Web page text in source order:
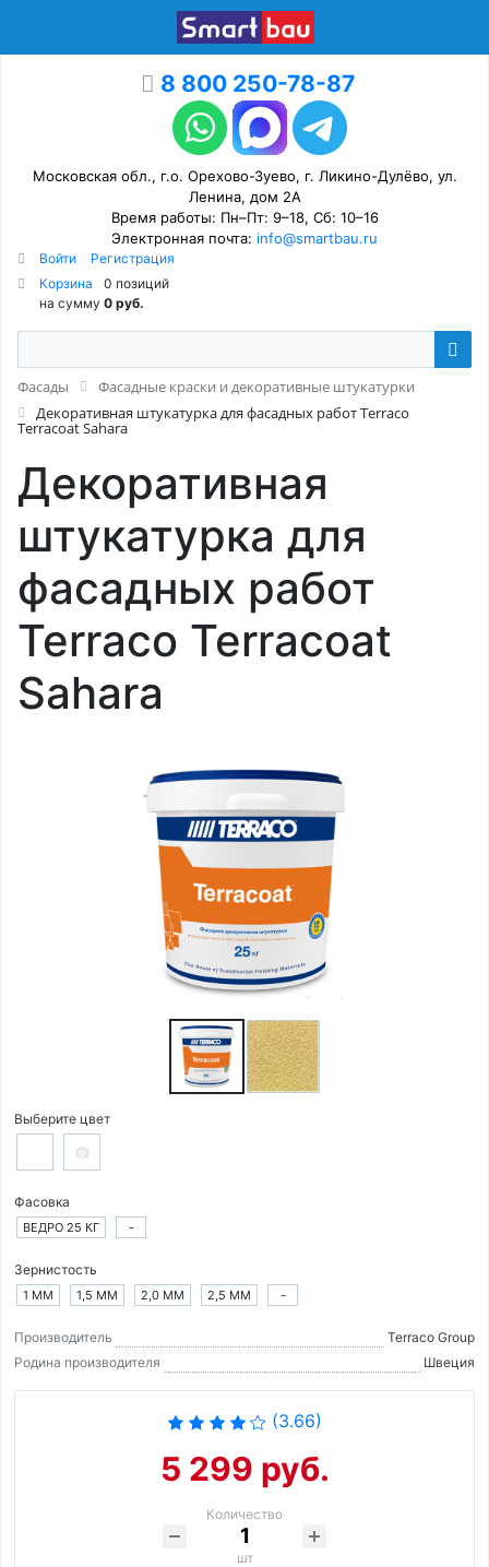
8 800 250-78-87
Московская обл., г.о. Орехово-Зуево, г. Ликино-Дулёво, ул.
Ленина, дом 2А
Время работы: Пн–Пт: 9–18, Сб: 10–16
Электронная почта: info@smartbau.ru
Войти
Регистрация
Корзина
0 позиций
на сумму 0 руб.
Фасады
Фасадные краски и декоративные штукатурки
Декоративная штукатурка для фасадных работ Terraco
Terracoat Sahara
Декоративная
штукатурка для
фасадных работ
Terraco Terracoat
Sahara
Выберите цвет
Фасовка
ВЕДРО 25 КГ -
Зернистость
1 ММ 1,5 ММ 2,0 ММ 2,5 ММ -
Производитель
Terraco Group
Родина производителя
Швеция
(3.66)
5 299 руб.
Количество
шт